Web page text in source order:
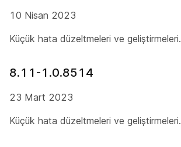
10 Nisan 2023
Küçük hata düzeltmeleri ve geliştirmeleri.
8.11-1.0.8514
23 Mart 2023
Küçük hata düzeltmeleri ve geliştirmeleri.